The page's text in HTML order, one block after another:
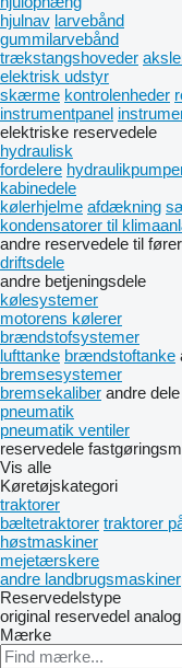
hjulnav larvebånd
gummilarvebånd
trækstangshoveder
elektrisk udstyr
skærme kontrolenheder
instrumentpanel
elektriske reservedele
hydraulisk
fordelere
kabinedele
kølerhjelme afdækning
kondensatorer til
andre reservedele til
driftsdele
andre betjeningsdele
kølesystemer
motorens kølerer
brændstofsystemer
lufttanke brændstoftanke
bremsesystemer
bremsekaliber andre
pneumatik
pneumatik ventiler
reservedele
Vis alle
Køretøjskategori
traktorer
bæltetraktorer traktorer
høstmaskiner
mejetærskere
andre landbrugsmaskiner
Reservedelstype
original reservedel analog
Mærke